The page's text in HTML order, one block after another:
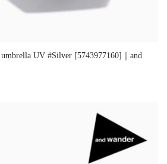
UV #Silver [5743977160]｜and